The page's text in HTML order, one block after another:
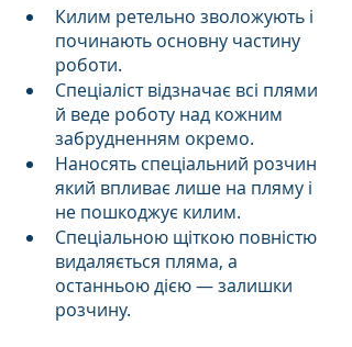
Килим ретельно зволожують і
починають основну частину
роботи.
Спеціаліст відзначає всі плями
й веде роботу над кожним
забрудненням окремо.
Наносять спеціальний розчин
який впливає лише на пляму і
не пошкоджує килим.
Спеціальною щіткою повністю
видаляється пляма, а
останньою дією — залишки
розчину.